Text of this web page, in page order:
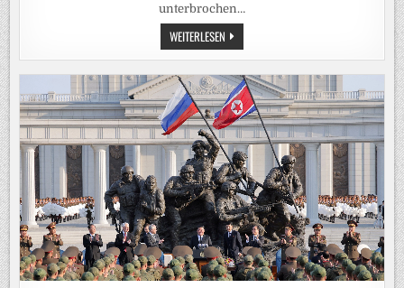
unterbrochen…
WEITERLESEN NIEDRIGWASSER:
IST
DER
RHEIN
BALD
NICHT
MEHR
DURCHGÄNGIG
BEFAHRBAR?